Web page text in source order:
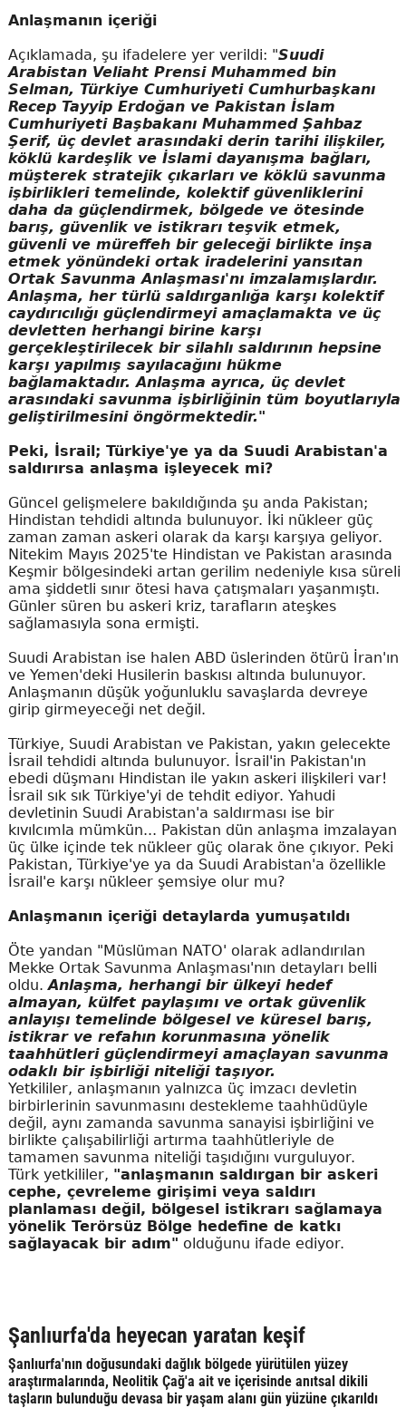
Anlaşmanın içeriği
Açıklamada, şu ifadelere yer verildi: "Suudi
Arabistan Veliaht Prensi Muhammed bin
Selman, Türkiye Cumhuriyeti Cumhurbaşkanı
Recep Tayyip Erdoğan ve Pakistan İslam
Cumhuriyeti Başbakanı Muhammed Şahbaz
Şerif, üç devlet arasındaki derin tarihi ilişkiler,
köklü kardeşlik ve İslami dayanışma bağları,
müşterek stratejik çıkarları ve köklü savunma
işbirlikleri temelinde, kolektif güvenliklerini
daha da güçlendirmek, bölgede ve ötesinde
barış, güvenlik ve istikrarı teşvik etmek,
güvenli ve müreffeh bir geleceği birlikte inşa
etmek yönündeki ortak iradelerini yansıtan
Ortak Savunma Anlaşması'nı imzalamışlardır.
Anlaşma, her türlü saldırganlığa karşı kolektif
caydırıcılığı güçlendirmeyi amaçlamakta ve üç
devletten herhangi birine karşı
gerçekleştirilecek bir silahlı saldırının hepsine
karşı yapılmış sayılacağını hükme
bağlamaktadır. Anlaşma ayrıca, üç devlet
arasındaki savunma işbirliğinin tüm boyutlarıyla
geliştirilmesini öngörmektedir."
Peki, İsrail; Türkiye'ye ya da Suudi Arabistan'a
saldırırsa anlaşma işleyecek mi?
Güncel gelişmelere bakıldığında şu anda Pakistan;
Hindistan tehdidi altında bulunuyor. İki nükleer güç
zaman zaman askeri olarak da karşı karşıya geliyor.
Nitekim Mayıs 2025'te Hindistan ve Pakistan arasında
Keşmir bölgesindeki artan gerilim nedeniyle kısa süreli
ama şiddetli sınır ötesi hava çatışmaları yaşanmıştı.
Günler süren bu askeri kriz, tarafların ateşkes
sağlamasıyla sona ermişti.
Suudi Arabistan ise halen ABD üslerinden ötürü İran'ın
ve Yemen'deki Husilerin baskısı altında bulunuyor.
Anlaşmanın düşük yoğunluklu savaşlarda devreye
girip girmeyeceği net değil.
Türkiye, Suudi Arabistan ve Pakistan, yakın gelecekte
İsrail tehdidi altında bulunuyor. İsrail'in Pakistan'ın
ebedi düşmanı Hindistan ile yakın askeri ilişkileri var!
İsrail sık sık Türkiye'yi de tehdit ediyor. Yahudi
devletinin Suudi Arabistan'a saldırması ise bir
kıvılcımla mümkün... Pakistan dün anlaşma imzalayan
üç ülke içinde tek nükleer güç olarak öne çıkıyor. Peki
Pakistan, Türkiye'ye ya da Suudi Arabistan'a özellikle
İsrail'e karşı nükleer şemsiye olur mu?
Anlaşmanın içeriği detaylarda yumuşatıldı
Öte yandan "Müslüman NATO' olarak adlandırılan
Mekke Ortak Savunma Anlaşması'nın detayları belli
oldu.Anlaşma, herhangi bir ülkeyi hedef
almayan, külfet paylaşımı ve ortak güvenlik
anlayışı temelinde bölgesel ve küresel barış,
istikrar ve refahın korunmasına yönelik
taahhütleri güçlendirmeyi amaçlayan savunma
odaklı bir işbirliği niteliği taşıyor.
Yetkililer, anlaşmanın yalnızca üç imzacı devletin
birbirlerinin savunmasını destekleme taahhüdüyle
değil, aynı zamanda savunma sanayisi işbirliğini ve
birlikte çalışabilirliği artırma taahhütleriyle de
tamamen savunma niteliği taşıdığını vurguluyor.
Türk yetkililer, "anlaşmanın saldırgan bir askeri
cephe, çevreleme girişimi veya saldırı
planlaması değil, bölgesel istikrarı sağlamaya
yönelik Terörsüz Bölge hedefine de katkı
sağlayacak bir adım" olduğunu ifade ediyor.
Şanlıurfa'da heyecan yaratan keşif
Şanlıurfa'nın doğusundaki dağlık bölgede yürütülen yüzey
araştırmalarında, Neolitik Çağ'a ait ve içerisinde anıtsal dikili
taşların bulunduğu devasa bir yaşam alanı gün yüzüne çıkarıldı